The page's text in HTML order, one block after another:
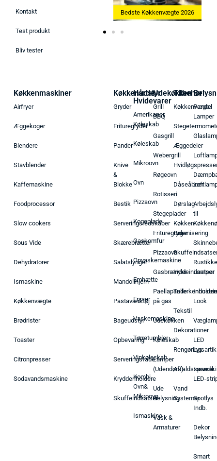
Kontakt
Test produkt
Bliv tester
2026 Bedste Æggekoger 2026
Køkkenmaskiner
Airfryer
Æggekoger
Blendere
Stavblender
Kaffemaskine
Foodprocessor
Slow cookers
Sous Vide
Dehydratorer
Ismaskine
Køkkenvægte
Brødrister
Toaster
Citronpresser
Sodavandsmaskine
Køkkenudstyr
Gryder
Frituregryder
Pander
Knive
&
Blokke
Bestik
Serveringsredskaber
Skærebrætter
Salatslynger
Mandolinjern
Pastaværktøj
Bageudstyr
Opbevaring
Serveringsfade
Krydderiholdere
Skuffeindsatser
Hårde
Hvidevarer
Amerikaner
Køleskab
Køleskab
Mikroovn
Ovn
Pizzaovn
Kogeplade
Gaskomfur
Opvaskemaskine
Emhætte
Fryser
Vaskemaskine
Tørretumbler
Vinkøleskab
Kombi
Ovn&
Mikroovn
Ismaskine
Udekøkken
Grill
BBQ
Gasgrill
Webergrill
Røgeovn
Rotisseri
Stegeplader
Frituregryder
Pizzaovn
Gasbrænder
Paellapande
på gas
Udekøkken
Køleskab
Lamper
(Udendørs)
Ude
Belysning
Vask &
Armaturer
Tilbehør
Køkkenvægte
Æggedeler
Dåseåbner
Dørslag
Køkken
Organisering
Hyldeindsatser
Tekstil
Dekorationer
Affaldsspande
Vand
Systemer
Pendel
Lamper
til
Rustikke
Lamper
Look
LED
Lys
LED-
Spotlys
Indb.
Dekor
Smart